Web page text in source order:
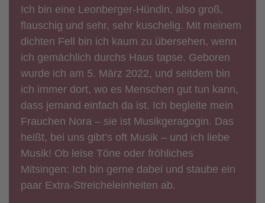
Ich bin eine Leonberger-Hündin, also groß,
flauschig und sehr, sehr kuschelig. Mit meinem
dichten Fell bin ich kaum zu übersehen, wenn
ich gemächlich durchs Haus tapse. Geboren
wurde ich am 5. März 2022, und seitdem bin
ich immer dort, wo es Menschen gut tun kann,
dass jemand einfach da ist. Ich begleite mein
Frauchen Nora – sie ist Musikgeragogin. Das
heißt, bei uns gibt’s oft Musik – und ich liebe
Musik! Ob leise Töne oder fröhliches
Mitsingen: Ich bin gerne dabei und staube ein
paar Extra-Streicheleinheiten ab.